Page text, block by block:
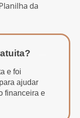
da
e foi
ajudar
financeira e